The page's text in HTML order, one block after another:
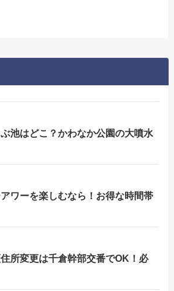
池はどこ？かわなか公園の大噴水
ワーを楽しむなら！お得な時間帯
所変更は千倉幹部交番でOK！必